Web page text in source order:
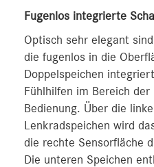
Fugenlos integrierte
Optisch sehr elegant
die fugenlos in die
Doppelspeichen
Fühlhilfen im Bereich
Bedienung. Über die
Lenkradspeichen wird
die rechte Sensorfläche
Die unteren Speichen